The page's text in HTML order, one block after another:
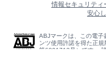
情報セキュリティ
安心
ABJマークは、この電子
ンツ使用許諾を得た正
第6091713号）です。